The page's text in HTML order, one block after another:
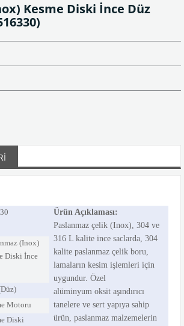
Kesme Diski İnce Düz
Ürün Açıklaması:
Paslanmaz çelik (Inox), 304 ve
316 L kalite ince saclarda, 304
kalite paslanmaz çelik boru,
lamaların kesim işlemleri için
uygundur. Özel
alüminyumoksit aşındırıcı
tanelere ve sert yapıya sahip
ürün, paslanmaz malzemelerin
(Inox)
Diski İnce
Motoru
Diski